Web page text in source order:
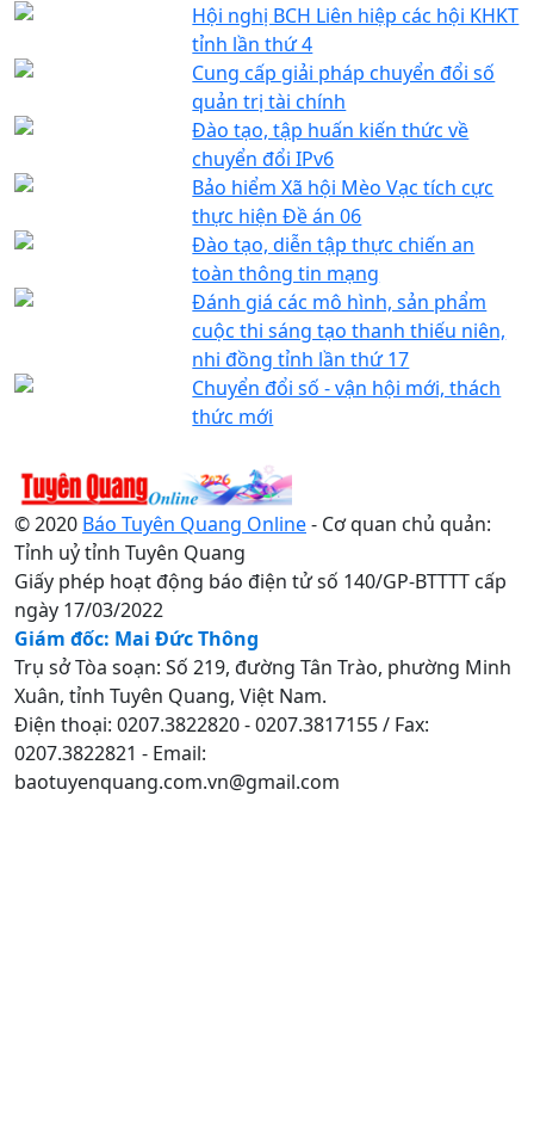
Hội nghị BCH Liên hiệp các hội KHKT
tỉnh lần thứ 4
Cung cấp giải pháp chuyển đổi số
quản trị tài chính
Đào tạo, tập huấn kiến thức về
chuyển đổi IPv6
Bảo hiểm Xã hội Mèo Vạc tích cực
thực hiện Đề án 06
Đào tạo, diễn tập thực chiến an
toàn thông tin mạng
Đánh giá các mô hình, sản phẩm
cuộc thi sáng tạo thanh thiếu niên,
nhi đồng tỉnh lần thứ 17
Chuyển đổi số - vận hội mới, thách
thức mới
© 2020 Báo Tuyên Quang Online- Cơ quan chủ quản:
Tỉnh uỷ tỉnh Tuyên Quang
Giấy phép hoạt động báo điện tử số 140/GP-BTTTT cấp
ngày 17/03/2022
Giám đốc: Mai Đức Thông
Trụ sở Tòa soạn: Số 219, đường Tân Trào, phường Minh
Xuân, tỉnh Tuyên Quang, Việt Nam.
Điện thoại: 0207.3822820 - 0207.3817155 / Fax:
0207.3822821 - Email:
baotuyenquang.com.vn@gmail.com